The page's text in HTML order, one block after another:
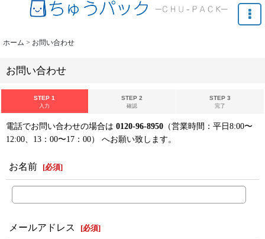
ホーム > お問い合わせ
お問い合わせ
STEP 1
入力
STEP 2
確認
STEP 3
完了
電話でお問い合わせの場合は 0120-96-8950 （営業時間：平日8:00〜
12:00、13：00〜17：00） へお願い致します。
お名前 [必須]
メールアドレス [必須]